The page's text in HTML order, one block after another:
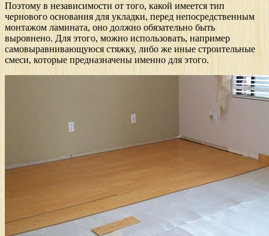
Поэтому в независимости от того, какой имеется тип
чернового основания для укладки, перед непосредственным
монтажом ламината, оно должно обязательно быть
выровнено. Для этого, можно использовать, например
самовыравнивающуюся стяжку, либо же иные строительные
смеси, которые предназначены именно для этого.